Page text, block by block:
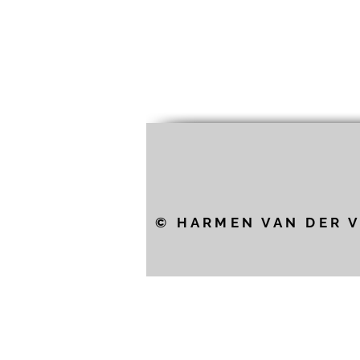
© HARMEN VAN DER